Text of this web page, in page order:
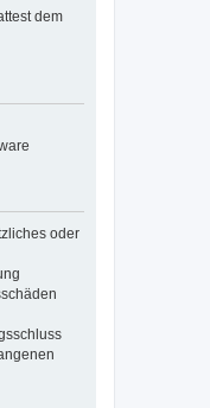
dem
oder